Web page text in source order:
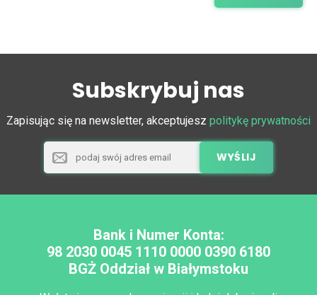
Subskrybuj nas
Zapisując się na newsletter, akceptujesz politykę prywatności
Bank i Numer Konta:
98 2030 0045 1110 0000 0390 6180
BGŻ Oddział w Białymstoku